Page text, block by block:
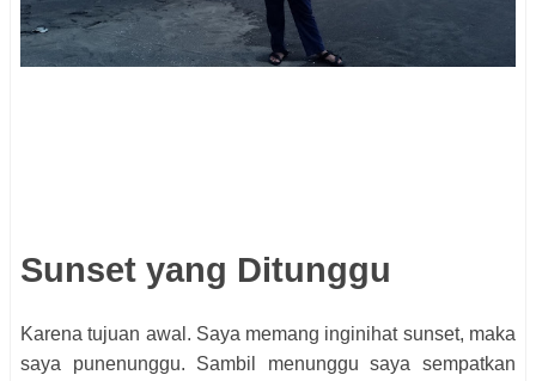
Sunset yang Ditunggu
Karena tujuan awal. Saya memang inginihat sunset, maka
saya punenunggu. Sambil menunggu saya sempatkan